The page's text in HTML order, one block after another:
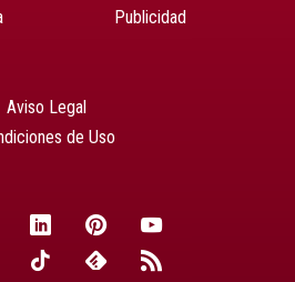
Publicidad
Aviso Legal
de Uso